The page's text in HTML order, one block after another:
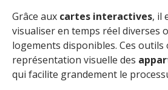
Grâce aux cartes interactives, il
visualiser en temps réel diverses
logements disponibles. Ces
représentation visuelle des
qui facilite grandement le